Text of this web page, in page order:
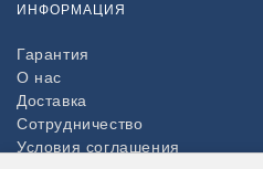
ИНФОРМАЦИЯ
Гарантия
О нас
Доставка
Сотрудничество
Условия соглашения